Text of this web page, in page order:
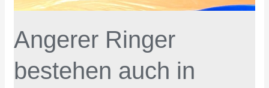
Angerer Ringer
bestehen auch in